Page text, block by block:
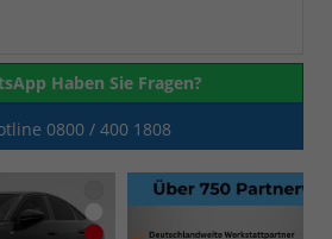
Haben Sie Fragen?
0800 / 400 1808